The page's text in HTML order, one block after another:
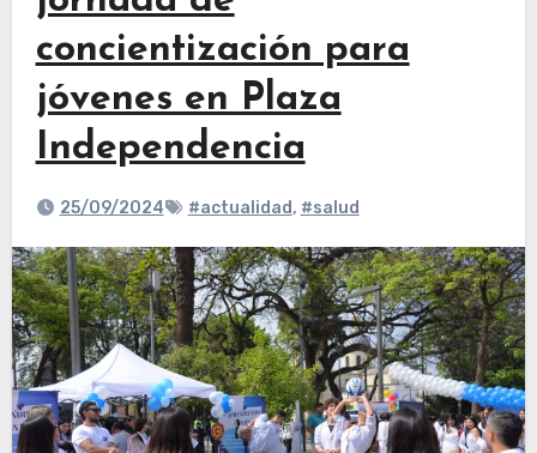
concientización para
jóvenes en Plaza
Independencia
25/09/2024 #actualidad, #salud